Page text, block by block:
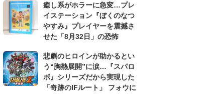
癒し系がホラーに急変…プレ
イステーション『ぼくのなつ
やすみ』プレイヤーを震撼さ
せた「8月32日」の恐怖
悲劇のヒロインが助かるとい
う“胸熱展開”に涙…『スパロ
ボ』シリーズだから実現した
「奇跡のIFルート」 フォウに